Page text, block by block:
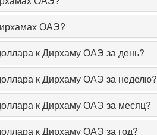
ОАЭ?
к Дирхаму ОАЭ за день?
к Дирхаму ОАЭ за неделю?
к Дирхаму ОАЭ за месяц?
к Дирхаму ОАЭ за год?